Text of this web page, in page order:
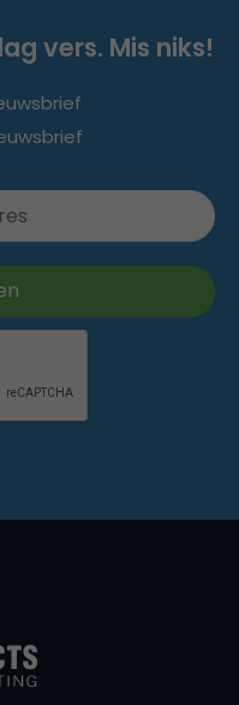
vers. Mis niks!